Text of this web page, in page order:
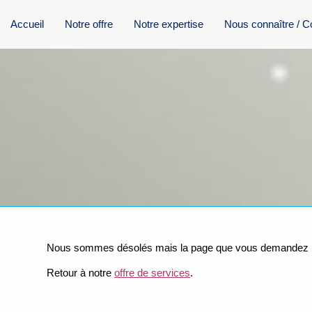
Accueil Notre offre Notre expertise Nous connaître /
Nous sommes désolés mais la page que vous demandez
Retour à notreoffre de services.